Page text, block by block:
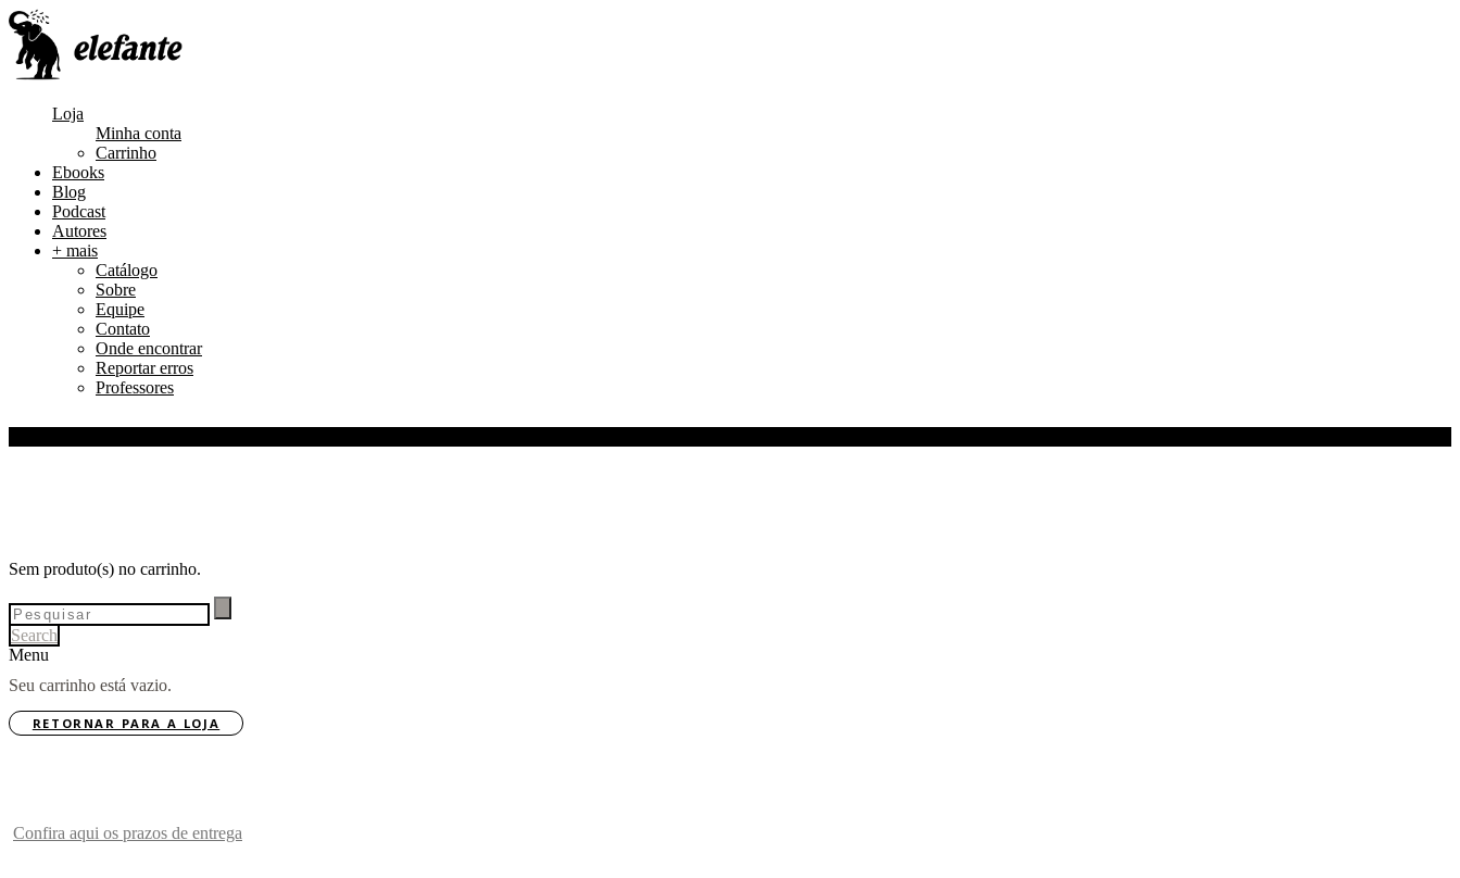
Loja
Minha conta
Carrinho
Ebooks
Blog
Podcast
Autores
+ mais
Catálogo
Sobre
Equipe
Contato
Onde encontrar
Reportar erros
Professores
Sem produto(s) no carrinho.
Search
Menu
Seu carrinho está vazio.
RETORNAR PARA A LOJA
Confira aqui os prazos de entrega